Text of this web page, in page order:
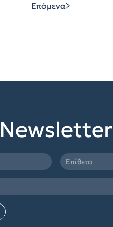
Επόμενα
Newsletter